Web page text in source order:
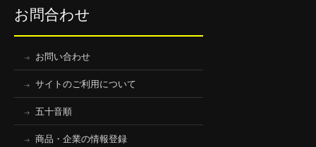
お問合わせ
お問い合わせ
サイトのご利用について
五十音順
商品・企業の情報登録